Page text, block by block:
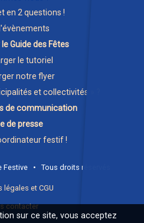
en 2 questions !
Guide des Fêtes
le tutoriel
notre flyer
et collectivités » ?
de communication
de presse
festif !
Festive • Tous droits réservés
légales et CGU
contacter
sur ce site, vous acceptez